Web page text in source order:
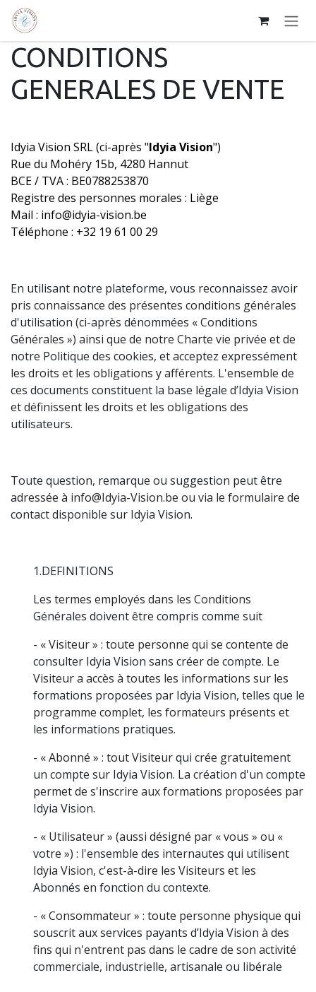
Se rendre au contenu
CONDITIONS
GENERALES DE VENTE
Idyia Vision SRL (ci-après "Idyia Vision")
Rue du Mohéry 15b, 4280 Hannut
BCE / TVA : BE0788253870
Registre des personnes morales : Liège
Mail : info@idyia-vision.be
Téléphone : +32 19 61 00 29
En utilisant notre plateforme, vous reconnaissez avoir
pris connaissance des présentes conditions générales
d'utilisation (ci-après dénommées « Conditions
Générales ») ainsi que de notre Charte vie privée et de
notre Politique des cookies, et acceptez expressément
les droits et les obligations y afférents. L'ensemble de
ces documents constituent la base légale d’Idyia Vision
et définissent les droits et les obligations des
utilisateurs.
Toute question, remarque ou suggestion peut être
adressée à info@Idyia-Vision.be ou via le formulaire de
contact disponible sur Idyia Vision.
1.DEFINITIONS
Les termes employés dans les Conditions
Générales doivent être compris comme suit
- « Visiteur » : toute personne qui se contente de
consulter Idyia Vision sans créer de compte. Le
Visiteur a accès à toutes les informations sur les
formations proposées par Idyia Vision, telles que le
programme complet, les formateurs présents et
les informations pratiques.
- « Abonné » : tout Visiteur qui crée gratuitement
un compte sur Idyia Vision. La création d'un compte
permet de s'inscrire aux formations proposées par
Idyia Vision.
- « Utilisateur » (aussi désigné par « vous » ou «
votre ») : l'ensemble des internautes qui utilisent
Idyia Vision, c'est-à-dire les Visiteurs et les
Abonnés en fonction du contexte.
- « Consommateur » : toute personne physique qui
souscrit aux services payants d’Idyia Vision à des
fins qui n'entrent pas dans le cadre de son activité
commerciale, industrielle, artisanale ou libérale